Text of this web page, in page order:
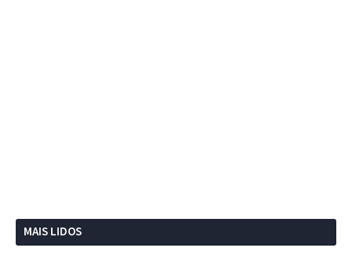
MAIS LIDOS